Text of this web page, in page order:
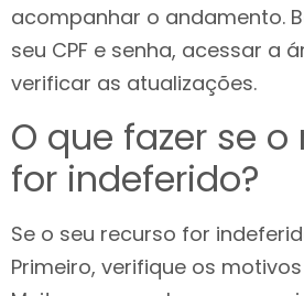
acompanhar o andamento.
seu CPF e senha, acessar a
verificar as atualizações.
O que fazer se o
for indeferido?
Se o seu recurso for
Primeiro, verifique os